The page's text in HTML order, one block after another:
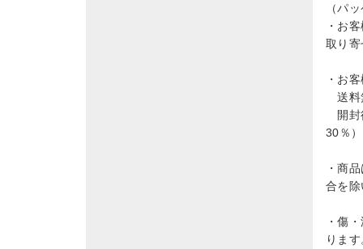
（パ
・お
取り
・お
送料
開封
30％
・商
合を
・傷
りま